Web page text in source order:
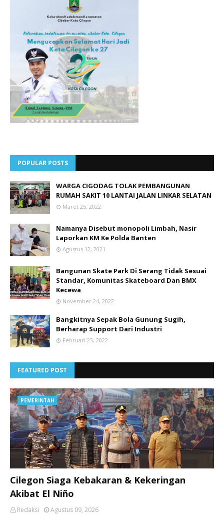
POPULAR POSTS
WARGA CIGODAG TOLAK PEMBANGUNAN
RUMAH SAKIT 10 LANTAI JALAN LINKAR SELATAN
Maret 25, 2022
Namanya Disebut monopoli Limbah, Nasir
Laporkan KM Ke Polda Banten
Agustus 12, 2021
Bangunan Skate Park Di Serang Tidak Sesuai
Standar, Komunitas Skateboard Dan BMX
Kecewa
November 24, 2022
Bangkitnya Sepak Bola Gunung Sugih,
Berharap Support Dari Industri
Februari 23, 2022
FEATURED POST
PEMERINTAH
Cilegon Siaga Kebakaran & Kekeringan
Akibat El Niño
Redaksi Agustus 09, 2026